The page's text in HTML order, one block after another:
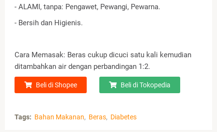
- ALAMI, tanpa: Pengawet, Pewangi, Pewarna.
- Bersih dan Higienis.
Cara Memasak: Beras cukup dicuci satu kali kemudian
ditambahkan air dengan perbandingan 1:2.
Beli di Shopee Beli di Tokopedia
Tags: Bahan Makanan Beras Diabetes